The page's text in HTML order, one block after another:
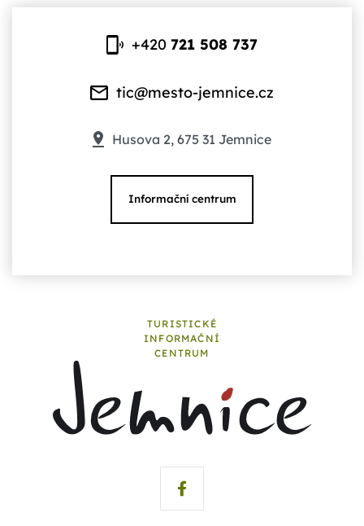
+420721 508 737
tic@mesto-jemnice.cz
Husova 2, 675 31 Jemnice
Informační centrum
TURISTICKÉ
INFORMAČNÍ
CENTRUM